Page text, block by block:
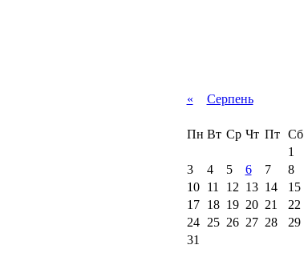
« Серпень
Пн Вт Ср Чт Пт Сб
1
3
4 5 6 7 8
10
11 12 13 14 15
17
18 19 20 21 22
24
25 26 27 28 29
31